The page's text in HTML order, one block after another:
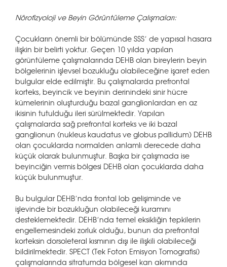
Nörofizyoloji ve Beyin Görüntüleme Çalışmaları:
Çocukların önemli bir bölümünde SSS’ de yapısal hasara
ilişkin bir belirti yoktur. Geçen 10 yılda yapılan
görüntüleme çalışmalarında DEHB olan bireylerin beyin
bölgelerinin işlevsel bozukluğu olabileceğine işaret eden
bulgular elde edilmiştir. Bu çalışmalarda prefrontal
korteks, beyincik ve beyinin derinindeki sinir hücre
kümelerinin oluşturduğu bazal ganglionlardan en az
ikisinin tutulduğu ileri sürülmektedir. Yapılan
çalışmalarda sağ prefrontal korteks ve iki bazal
ganglionun (nukleus kaudatus ve globus pallidum) DEHB
olan çocuklarda normalden anlamlı derecede daha
küçük olarak bulunmuştur. Başka bir çalışmada ise
beyinciğin vermis bölgesi DEHB olan çocuklarda daha
küçük bulunmuştur.
Bu bulgular DEHB’nda frontal lob gelişiminde ve
işlevinde bir bozukluğun olabileceği kuramını
desteklemektedir. DEHB’nda temel eksikliğin tepkilerin
engellemesindeki zorluk olduğu, bunun da prefrontal
korteksin dorsoleteral kısmının dışı ile ilişkili olabileceği
bildirilmektedir. SPECT (Tek Foton Emisyon Tomografisi)
çalışmalarında sitratumda bölgesel kan akımında